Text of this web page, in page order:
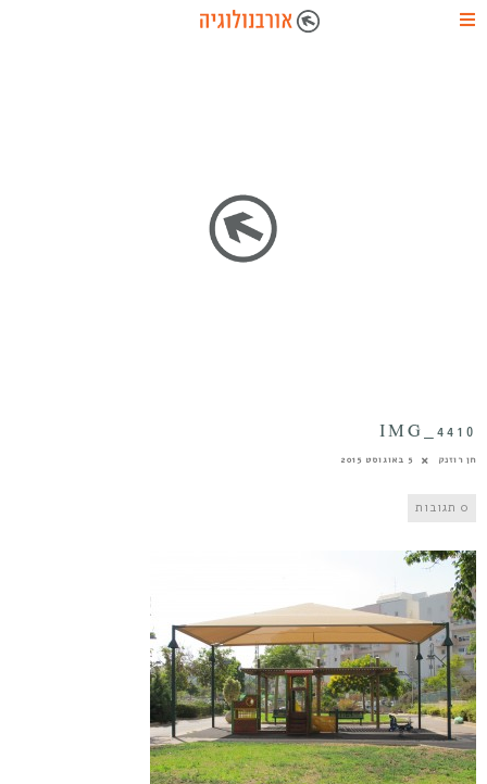
IMG_4410
חן רוזנק 5 באוגוסט 2015
0 תגובות